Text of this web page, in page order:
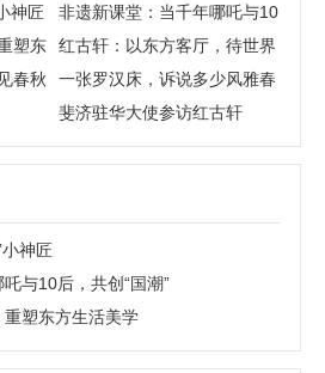
神匠
非遗新课堂：当千年哪吒与10
后，共创“国潮”
塑东
红古轩：以东方客厅，待世界
来宾
春秋
一张罗汉床，诉说多少风雅春
秋
斐济驻华大使参访红古轩
神匠
与10后，共创“国潮”
塑东方生活美学